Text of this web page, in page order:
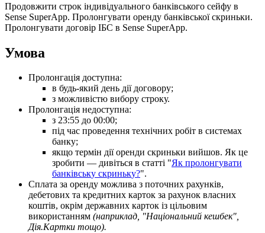
Продовжити строк індивідуального банківського сейфу в
Sense SuperApp. Пролонгувати оренду банківської скриньки.
Пролонгувати договір ІБС в Sense SuperApp.
Умова
Пролонгація доступна:
в будь-який день дії договору;
з можливістю вибору строку.
Пролонгація недоступна:
з 23:55 до 00:00;
під час проведення технічних робіт в системах
банку;
якщо термін дії оренди скриньки вийшов. Як це
зробити — дивіться в статті "Як пролонгувати
банківську скриньку?".
Сплата за оренду можлива з поточних рахунків,
дебетових та кредитних карток за рахунок власних
коштів, окрім державних карток із цільовим
використанням (наприклад, "Національний кешбек",
Дія.Картки тощо).